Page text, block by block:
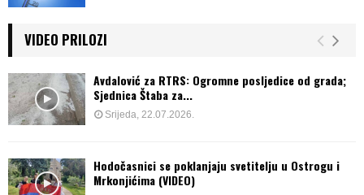
VIDEO PRILOZI
Avdalović za RTRS: Ogromne posljedice od grada;
Sjednica Štaba za...
Srijeda, 22.07.2026.
Hodočasnici se poklanjaju svetitelju u Ostrogu i
Mrkonjićima (VIDEO)